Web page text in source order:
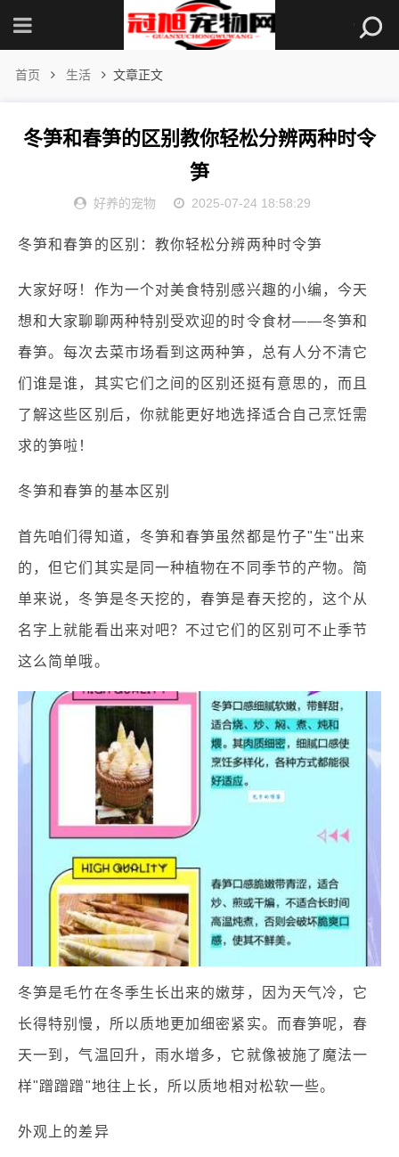
首页 生活 文章正文
冬笋和春笋的区别教你轻松分辨两种时令
笋
好养的宠物 2025-07-24 18:58:29
冬笋和春笋的区别：教你轻松分辨两种时令笋
大家好呀！作为一个对美食特别感兴趣的小编，今天
想和大家聊聊两种特别受欢迎的时令食材——冬笋和
春笋。每次去菜市场看到这两种笋，总有人分不清它
们谁是谁，其实它们之间的区别还挺有意思的，而且
了解这些区别后，你就能更好地选择适合自己烹饪需
求的笋啦！
冬笋和春笋的基本区别
首先咱们得知道，冬笋和春笋虽然都是竹子"生"出来
的，但它们其实是同一种植物在不同季节的产物。简
单来说，冬笋是冬天挖的，春笋是春天挖的，这个从
名字上就能看出来对吧？不过它们的区别可不止季节
这么简单哦。
冬笋是毛竹在冬季生长出来的嫩芽，因为天气冷，它
长得特别慢，所以质地更加细密紧实。而春笋呢，春
天一到，气温回升，雨水增多，它就像被施了魔法一
样"蹭蹭蹭"地往上长，所以质地相对松软一些。
外观上的差异